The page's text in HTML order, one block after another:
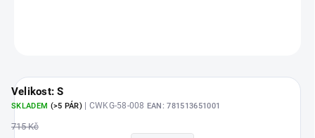
Velikost: S
SKLADEM (>5 PÁR) | CWKG-58-008 EAN: 781513651001
715 Kč